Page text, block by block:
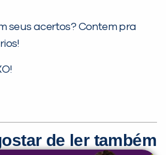
seus acertos? Contem pra
de ler também